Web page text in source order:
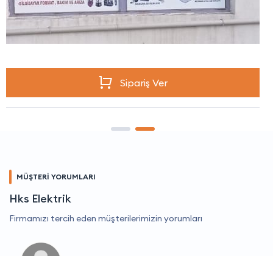
Sipariş Ver
MÜŞTERİ YORUMLARI
Hks Elektrik
Firmamızı tercih eden müşterilerimizin yorumları